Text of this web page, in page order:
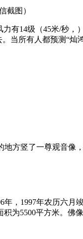
截图）
有14级（45米/秒，
当所有人都预测“灿
方竖了一尊观音像
，1997年农历六月
为5500平方米。佛